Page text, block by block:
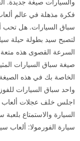
فكرة مذهلة في عالم
سباق السيارات. هل تحب
لتصبح سيد بطولة حيلة
السرعة القصوى هذه
الخاصة بك في هذه
واحد سباق السيارات
اجلس خلف عجلات ألعاب
السيارة والاستمتاع
سيارة الفورمولا: ألعاب